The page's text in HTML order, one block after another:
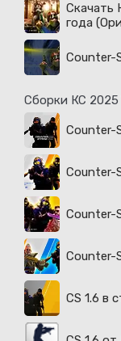
Скачать
года
Counter-
Сборки КС 2025
Counter-
Counter-
Counter-
Counter-
CS 1.6 в